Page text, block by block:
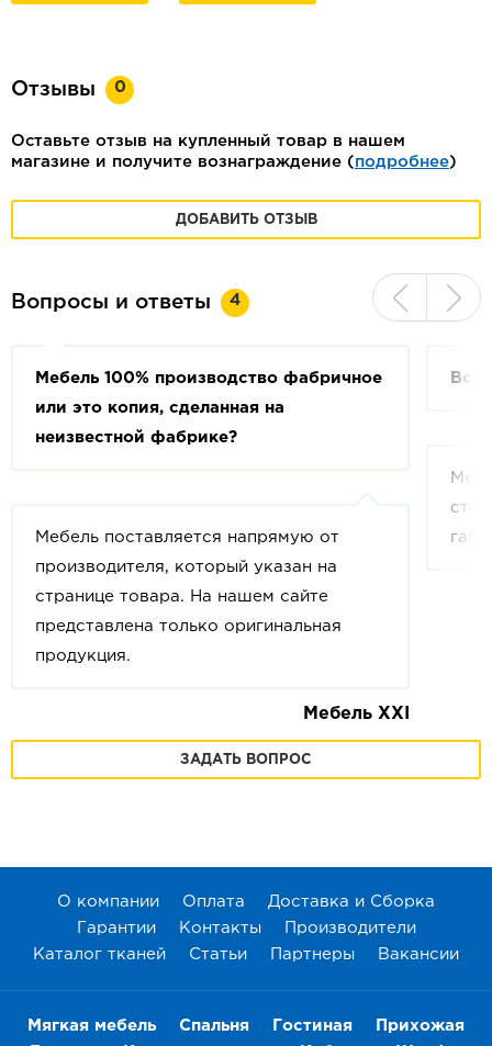
Отзывы 0
Оставьте отзыв на купленный товар в нашем
магазине и получите вознаграждение ( подробнее)
ДОБАВИТЬ ОТЗЫВ
Вопросы и ответы 4
Мебель 100% производство фабричное
или это копия, сделанная на
неизвестной фабрике?
Мебель поставляется напрямую от
производителя, который указан на
странице товара. На нашем сайте
представлена только оригинальная
продукция.
Мебель XXI
ЗАДАТЬ ВОПРОС
О компании Оплата
Доставка и Сборка
Гарантии
Контакты
Производители
Каталог тканей
Статьи Партнеры Вакансии
Мягкая мебель Спальня Гостиная
Прихожая